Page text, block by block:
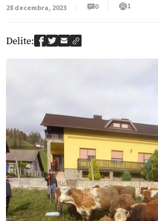
28 decembra, 2023
0 1
Delite: